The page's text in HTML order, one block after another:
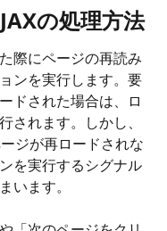
の処理方法
際にページの再読み
ンを実行します。要
ドされた場合は、ロ
されます。しかし、
ジが再ロードされな
を実行するシグナル
います。